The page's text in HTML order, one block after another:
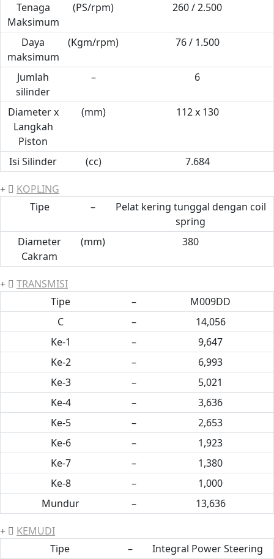
Tenaga
Maksimum
(PS/rpm) 260 / 2.500
Daya
maksimum
(Kgm/rpm) 76 / 1.500
Jumlah
silinder
– 6
Diameter x
Langkah
Piston
(mm) 112 x 130
Isi Silinder (cc) 7.684
KOPLING
Tipe
–
Pelat kering tunggal dengan coil
spring
Diameter
Cakram
(mm) 380
TRANSMISI
Tipe
–
M009DD
C
–
14,056
Ke-1
–
9,647
Ke-2
–
6,993
Ke-3
–
5,021
Ke-4
–
3,636
Ke-5
–
2,653
Ke-6
–
1,923
Ke-7
–
1,380
Ke-8
–
1,000
Mundur
– 13,636
KEMUDI
Tipe
– Integral Power Steering